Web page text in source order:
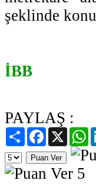
şeklinde
İBB
PAYLAŞ :
PaylaşFacebook
X